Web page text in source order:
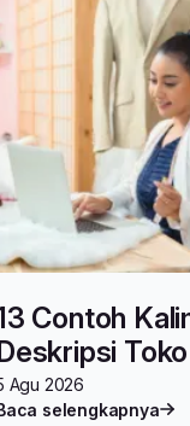
Contoh
Pikat
Agu 2026
selengkapnya